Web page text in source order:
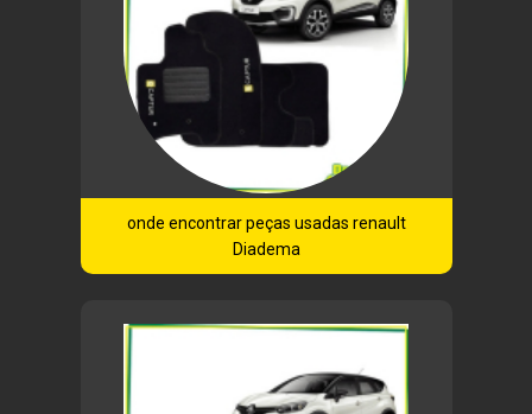
onde encontrar peças usadas renault
Diadema